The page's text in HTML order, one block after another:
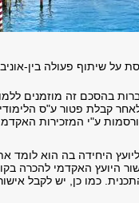
על שיתוף פעולה בין-
בהסכם זה מוזמנים
קבלת פטור ע"ס
ע"י המזכירות
היחידה בה הוא
היועץ האקדמי להכרה
כמו כן, יש לקבל